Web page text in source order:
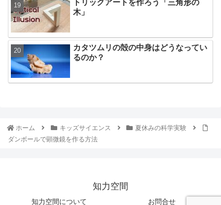
トリックアートを作ろう「三角形の
木」
カタツムリの殻の中身はどうなってい
るのか？
ホーム キッズサイエンス
夏休みの科学実験
ダンボールで顕微鏡を作る方法
知力空間
知力空間について お問合せ